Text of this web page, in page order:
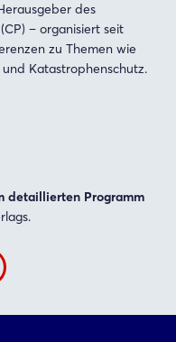
des
– organisiert seit
zu Themen wie
Katastrophenschutz.
detaillierten Programm